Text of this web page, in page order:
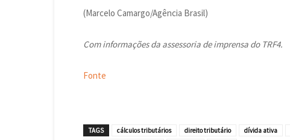
(Marcelo Camargo/Agência Brasil)
Com informações da assessoria de imprensa do TRF4.
Fonte
TAGS cálculos tributários direito tributário dívida ativa